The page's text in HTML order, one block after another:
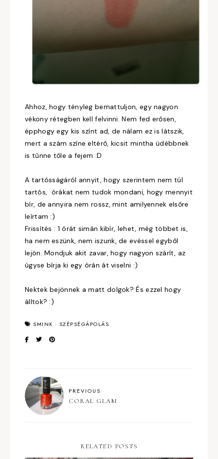
Ahhoz, hogy tényleg bemattuljon, egy nagyon
vékony rétegben kell felvinni. Nem fed erősen,
épphogy egy kis színt ad, de nálam ez is látszik,
mert a szám színe eltérő, kicsit mintha üdébbnek
is tűnne tőle a fejem :D
A tartósságáról annyit, hogy szerintem nem túl
tartós, órákat nem tudok mondani, hogy mennyit
bír, de annyira nem rossz, mint amilyennek elsőre
leírtam :)
Frissítés : 1 órát simán kibír, lehet, még többet is,
ha nem eszünk, nem iszunk, de evéssel egyből
lejön. Mondjuk akit zavar, hogy nagyon szárít, az
úgyse bírja ki egy órán át viselni :)
Nektek bejönnek a matt dolgok? És ezzel hogy
álltok? :)
SMINK · SZÉPSÉGÁPOLÁS
PREVIOUS
CORAL GLAM
RELATED POSTS